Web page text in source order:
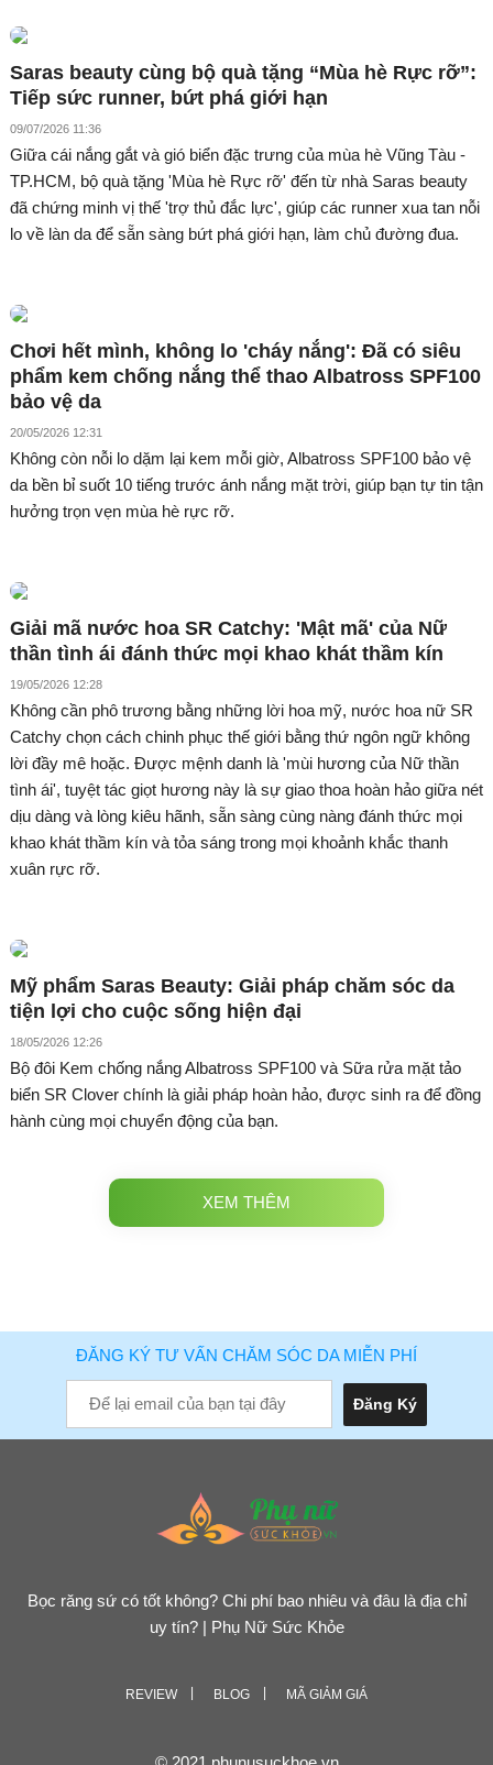
Saras beauty cùng bộ quà tặng “Mùa hè Rực rỡ”:
Tiếp sức runner, bứt phá giới hạn
09/07/2026 11:36
Giữa cái nắng gắt và gió biển đặc trưng của mùa hè Vũng Tàu -
TP.HCM, bộ quà tặng 'Mùa hè Rực rỡ' đến từ nhà Saras beauty
đã chứng minh vị thế 'trợ thủ đắc lực', giúp các runner xua tan nỗi
lo về làn da để sẵn sàng bứt phá giới hạn, làm chủ đường đua.
Chơi hết mình, không lo 'cháy nắng': Đã có siêu
phẩm kem chống nắng thể thao Albatross SPF100
bảo vệ da
20/05/2026 12:31
Không còn nỗi lo dặm lại kem mỗi giờ, Albatross SPF100 bảo vệ
da bền bỉ suốt 10 tiếng trước ánh nắng mặt trời, giúp bạn tự tin tận
hưởng trọn vẹn mùa hè rực rỡ.
Giải mã nước hoa SR Catchy: 'Mật mã' của Nữ
thần tình ái đánh thức mọi khao khát thầm kín
19/05/2026 12:28
Không cần phô trương bằng những lời hoa mỹ, nước hoa nữ SR
Catchy chọn cách chinh phục thế giới bằng thứ ngôn ngữ không
lời đầy mê hoặc. Được mệnh danh là 'mùi hương của Nữ thần
tình ái', tuyệt tác giọt hương này là sự giao thoa hoàn hảo giữa nét
dịu dàng và lòng kiêu hãnh, sẵn sàng cùng nàng đánh thức mọi
khao khát thầm kín và tỏa sáng trong mọi khoảnh khắc thanh
xuân rực rỡ.
Mỹ phẩm Saras Beauty: Giải pháp chăm sóc da
tiện lợi cho cuộc sống hiện đại
18/05/2026 12:26
Bộ đôi Kem chống nắng Albatross SPF100 và Sữa rửa mặt tảo
biển SR Clover chính là giải pháp hoàn hảo, được sinh ra để đồng
hành cùng mọi chuyển động của bạn.
XEM THÊM
ĐĂNG KÝ TƯ VẤN CHĂM SÓC DA MIỄN PHÍ
Bọc răng sứ có tốt không? Chi phí bao nhiêu và đâu là địa chỉ
uy tín? | Phụ Nữ Sức Khỏe
REVIEW BLOG MÃ GIẢM GIÁ